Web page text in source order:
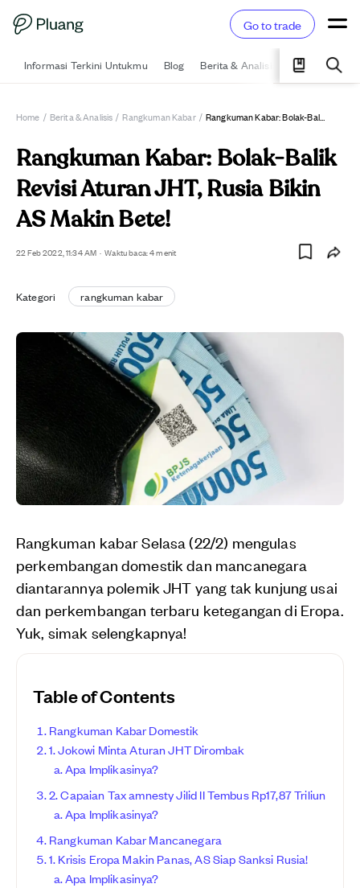
Go to trade
Informasi Terkini Untukmu Blog Berita & Analisis Pelajari
Home / Berita & Analisis / Rangkuman Kabar / Rangkuman Kabar: Bolak-Balik Revisi Aturan JHT, Rusia Bikin AS Makin Bete!
Rangkuman Kabar: Bolak-Balik
Revisi Aturan JHT, Rusia Bikin
AS Makin Bete!
22 Feb 2022, 11:34 AM · Waktu baca: 4 menit
Kategori rangkuman kabar
Rangkuman kabar Selasa (22/2) mengulas
perkembangan domestik dan mancanegara
diantarannya polemik JHT yang tak kunjung usai
dan perkembangan terbaru ketegangan di Eropa.
Yuk, simak selengkapnya!
Table of Contents
Rangkuman Kabar Domestik
1. Jokowi Minta Aturan JHT Dirombak
Apa Implikasinya?
2. Capaian Tax amnesty Jilid II Tembus Rp17,87 Triliun
Apa Implikasinya?
Rangkuman Kabar Mancanegara
1. Krisis Eropa Makin Panas, AS Siap Sanksi Rusia!
Apa Implikasinya?